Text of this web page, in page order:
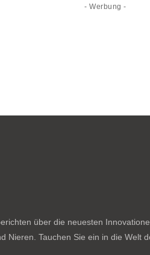
- Werbung -
über die neuesten
Tauchen Sie ein in die